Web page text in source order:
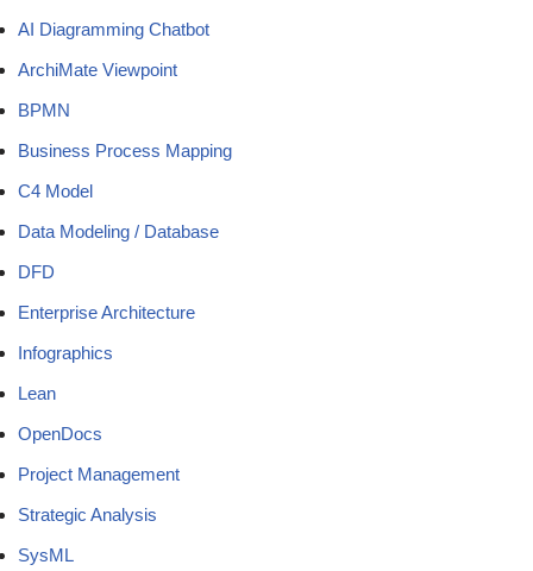
AI Diagramming Chatbot
ArchiMate Viewpoint
BPMN
Business Process Mapping
C4 Model
Data Modeling / Database
DFD
Enterprise Architecture
Infographics
Lean
OpenDocs
Project Management
Strategic Analysis
SysML